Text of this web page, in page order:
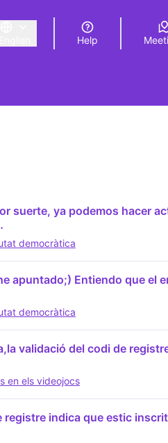
la llengua Elegir el idioma
Help
suerte, ya podemos hacer
democràtica
apuntado;) Entiendo que el
democràtica
validació del codi de
en els videojocs
registre indica que estic